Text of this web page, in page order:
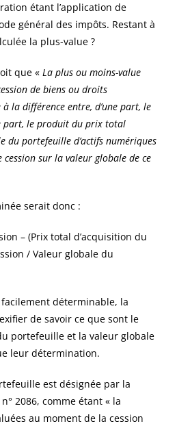
étant l’application de
général des impôts. Restant à
la plus-value ?
que « La plus ou moins-value
de biens ou droits
la différence entre, d’une part, le
part, le produit du prix total
du portefeuille d’actifs numériques
sur la valeur globale de ce
serait donc :
– (Prix total d’acquisition du
/ Valeur globale du
déterminable, la
de savoir ce que sont le
portefeuille et la valeur globale
leur détermination.
est désignée par la
2086, comme étant « la
au moment de la cession